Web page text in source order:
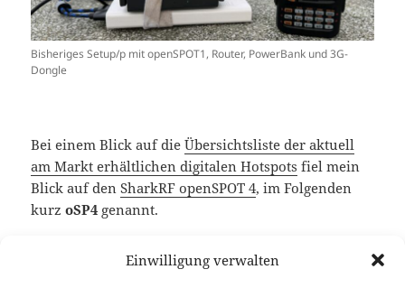
Einwilligung verwalten
Bisheriges Setup/p mit openSPOT1, Router, PowerBank und 3G-
Dongle
Bei einem Blick auf dieÜbersichtsliste der aktuell
am Markt erhältlichen digitalen Hotspots fiel mein
Blick auf denSharkRF openSPOT 4, im Folgenden
kurzoSP4 genannt.